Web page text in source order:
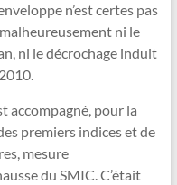
n’est certes pas
ni le
ni le décrochage induit
accompagné, pour la
premiers indices et de
mesure
du SMIC. C’était